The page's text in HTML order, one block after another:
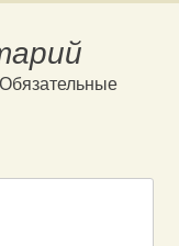
Обязательные